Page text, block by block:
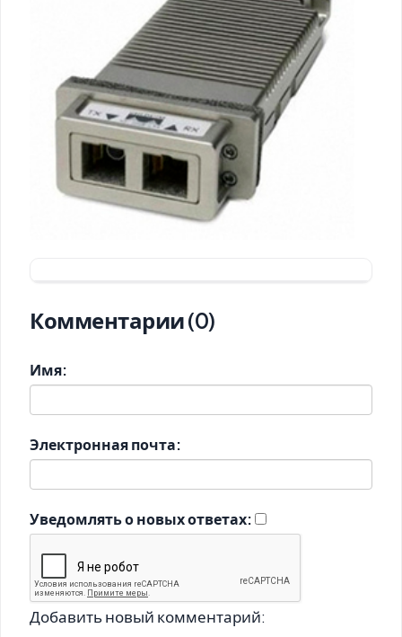
Комментарии (0)
Имя:
Электронная почта:
Уведомлять о новых ответах:
Добавить новый комментарий: